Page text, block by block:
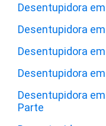
Desentupidora
Desentupidora
Desentupidora
Desentupidora
Desentupidora
Parte